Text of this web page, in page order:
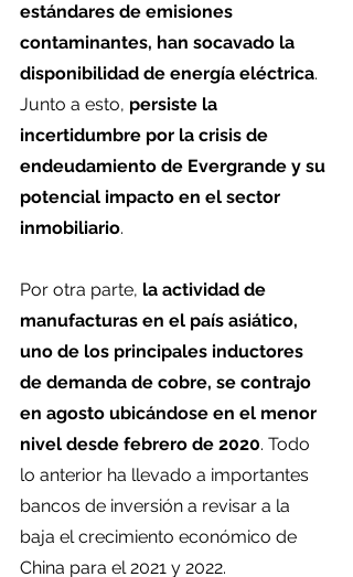
estándares de emisiones
contaminantes, han socavado la
disponibilidad de energía eléctrica.
Junto a esto, persiste la
incertidumbre por la crisis de
endeudamiento de Evergrande y su
potencial impacto en el sector
inmobiliario.
Por otra parte, la actividad de
manufacturas en el país asiático,
uno de los principales inductores
de demanda de cobre, se contrajo
en agosto ubicándose en el menor
nivel desde febrero de 2020. Todo
lo anterior ha llevado a importantes
bancos de inversión a revisar a la
baja el crecimiento económico de
China para el 2021 y 2022.